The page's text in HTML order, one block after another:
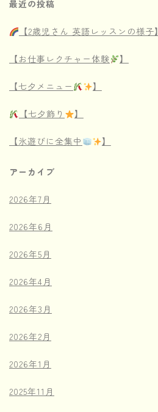
最近の投稿
【2歳児さん 英語レッスンの様子】
【お仕事レクチャー体験 】
【七夕メニュー 】
【七夕飾り 】
【氷遊びに全集中 】
アーカイブ
2026年7月
2026年6月
2026年5月
2026年4月
2026年3月
2026年2月
2026年1月
2025年11月